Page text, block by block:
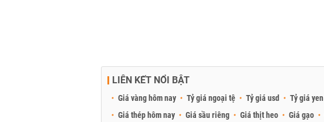
LIÊN KẾT NỔI BẬT
Giá vàng hôm nay Tỷ giá ngoại tệ Tỷ giá usd Tỷ giá yen
Giá thép hôm nay
Giá sầu riêng Giá thịt heo Giá gạo